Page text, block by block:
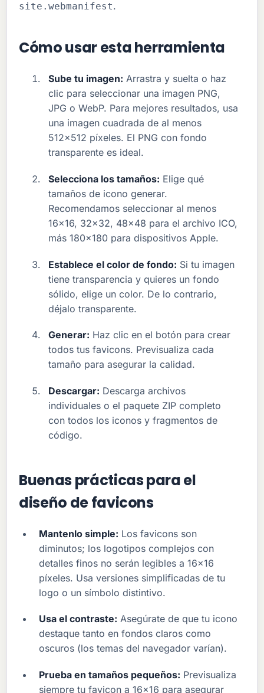
site.webmanifest.
Cómo usar esta herramienta
Sube tu imagen: Arrastra y suelta o haz
clic para seleccionar una imagen PNG,
JPG o WebP. Para mejores resultados, usa
una imagen cuadrada de al menos
512x512 píxeles. El PNG con fondo
transparente es ideal.
Selecciona los tamaños: Elige qué
tamaños de icono generar.
Recomendamos seleccionar al menos
16x16, 32x32, 48x48 para el archivo ICO,
más 180x180 para dispositivos Apple.
Establece el color de fondo: Si tu imagen
tiene transparencia y quieres un fondo
sólido, elige un color. De lo contrario,
déjalo transparente.
Generar: Haz clic en el botón para crear
todos tus favicons. Previsualiza cada
tamaño para asegurar la calidad.
Descargar: Descarga archivos
individuales o el paquete ZIP completo
con todos los iconos y fragmentos de
código.
Buenas prácticas para el
diseño de favicons
Mantenlo simple: Los favicons son
diminutos; los logotipos complejos con
detalles finos no serán legibles a 16x16
píxeles. Usa versiones simplificadas de tu
logo o un símbolo distintivo.
Usa el contraste: Asegúrate de que tu icono
destaque tanto en fondos claros como
oscuros (los temas del navegador varían).
Prueba en tamaños pequeños: Previsualiza
siempre tu favicon a 16x16 para asegurar